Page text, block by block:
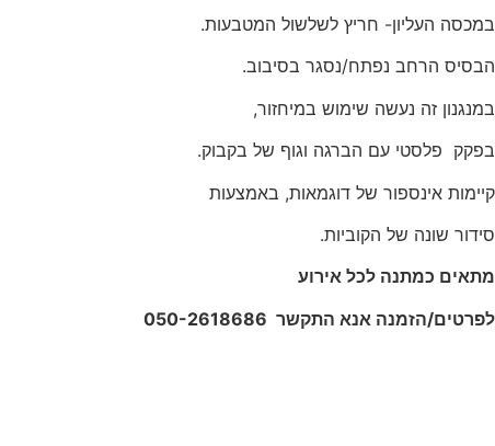
במכסה העליון- חריץ לשלשול המטבעות.
הבסיס הרחב נפתח/נסגר בסיבוב.
במנגנון זה נעשה שימוש במיחזור,
בפקק פלסטי עם הברגה וגוף של בקבוק.
קיימות אינספור של דוגמאות, באמצעות
סידור שונה של הקוביות.
מתאים כמתנה לכל אירוע
לפרטים/הזמנה אנא התקשר 050-2618686